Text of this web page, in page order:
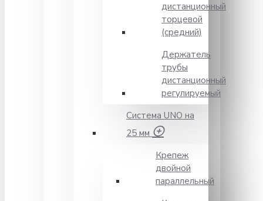
дистанционный
торцевой
(средний)
Держатель
трубы
дистанционный
регулируемый
Система UNO на
25 мм
Крепеж
двойной
параллельный